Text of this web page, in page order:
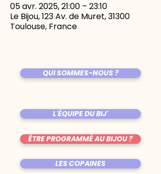
05 avr. 2025, 21:00 – 23:10
Le Bijou, 123 Av. de Muret, 31300
Toulouse, France
QUI SOMMES-NOUS ?
L'ÉQUIPE DU BIJ'
ÊTRE PROGRAMMÉ AU BIJOU ?
LES COPAINES